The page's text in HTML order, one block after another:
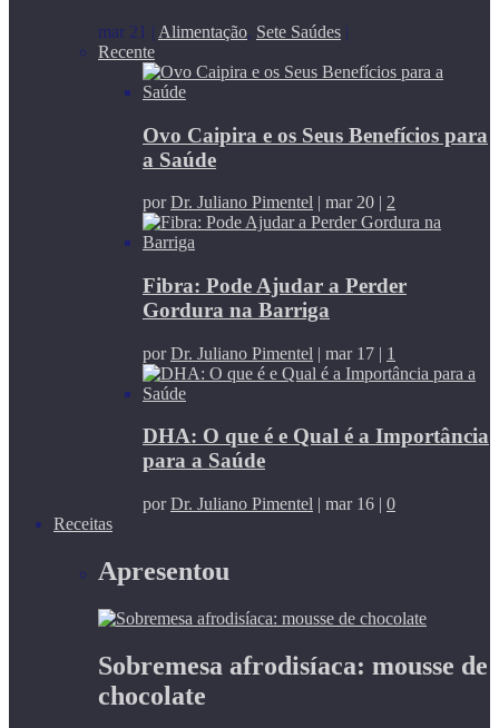
mar 21 | Alimentação, Sete Saúdes |
Recente
Ovo Caipira e os Seus Benefícios para
a Saúde
porDr. Juliano Pimentel | mar 20 | 2
Fibra: Pode Ajudar a Perder
Gordura na Barriga
porDr. Juliano Pimentel | mar 17 | 1
DHA: O que é e Qual é a Importância
para a Saúde
porDr. Juliano Pimentel | mar 16 | 0
Receitas
Apresentou
Sobremesa afrodisíaca: mousse de
chocolate